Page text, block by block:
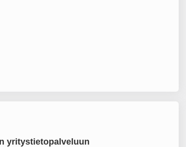
yritystietopalveluun